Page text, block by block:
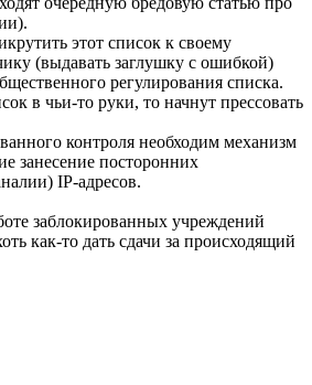
этот список к своему
(выдавать заглушку с ошибкой)
регулирования списка.
в чьи-то руки, то начнут прессовать
контроля необходим механизм
занесение посторонних
IP-адресов.
заблокированных учреждений
как-то дать сдачи за происходящий